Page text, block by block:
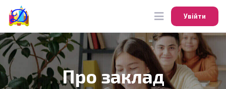
Увійти
Увійти
Про заклад